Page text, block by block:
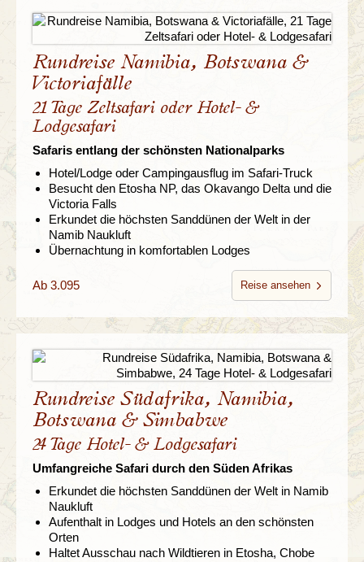
Rundreise Namibia, Botswana &
Victoriafälle
21 Tage Zeltsafari oder Hotel- &
Lodgesafari
Safaris entlang der schönsten Nationalparks
Hotel/Lodge oder Campingausflug im Safari-Truck
Besucht den Etosha NP, das Okavango Delta und die
Victoria Falls
Erkundet die höchsten Sanddünen der Welt in der
Namib Naukluft
Übernachtung in komfortablen Lodges
Ab 3.095 Reise ansehen
Rundreise Südafrika, Namibia,
Botswana & Simbabwe
24 Tage Hotel- & Lodgesafari
Umfangreiche Safari durch den Süden Afrikas
Erkundet die höchsten Sanddünen der Welt in Namib
Naukluft
Aufenthalt in Lodges und Hotels an den schönsten
Orten
Haltet Ausschau nach Wildtieren in Etosha, Chobe